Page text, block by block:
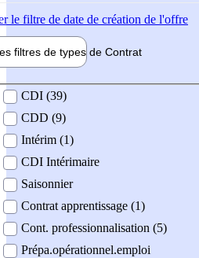
le filtre de date de création de l'offre
filtres de types de Contrat
contrat
CDI (39)
CDD (9)
Intérim (1)
CDI Intérimaire
Saisonnier
Contrat apprentissage (1)
Cont. professionnalisation (5)
Prépa.opérationnel.emploi